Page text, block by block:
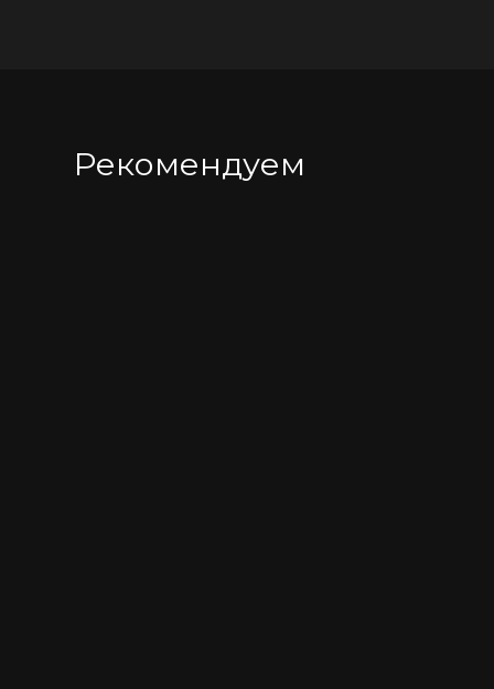
Рекомендуем